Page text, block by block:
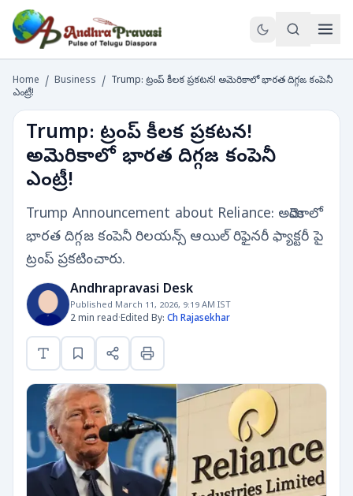
Home / Business /
Trump: ట్రంప్ కీలక ప్రకటన! అమెరికాలో భారత దిగ్గజ కంపెనీ
ఎంట్రీ!
Trump: ట్రంప్ కీలక ప్రకటన!
అమెరికాలో భారత దిగ్గజ కంపెనీ
ఎంట్రీ!
Trump Announcement about Reliance: అమెరికాలో
భారత దిగ్గజ కంపెనీ రిలయన్స్ ఆయిల్ రిఫైనరీ ఫ్యాక్టరీ పై
ట్రంప్ ప్రకటించారు.
Andhrapravasi Desk
Published March 11, 2026, 9:19 AM IST
2 min read·Edited By: Ch Rajasekhar